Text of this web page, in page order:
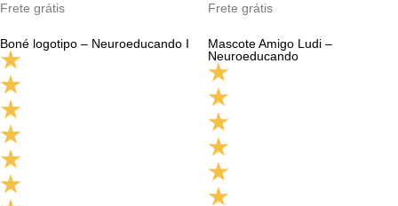
Frete grátis
Boné logotipo – Neuroeducando I
Frete grátis
Mascote Amigo Ludi –
Neuroeducando